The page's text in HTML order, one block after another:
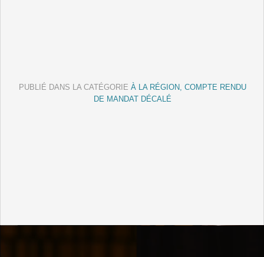
PUBLIÉ DANS LA CATÉGORIE À LA RÉGION, COMPTE RENDU
DE MANDAT DÉCALÉ